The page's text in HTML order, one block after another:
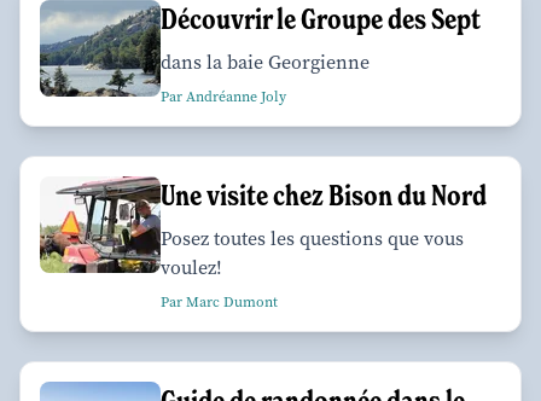
Découvrir le Groupe des Sept
dans la baie Georgienne
Par Andréanne Joly
Une visite chez Bison du Nord
Posez toutes les questions que vous
voulez!
Par Marc Dumont